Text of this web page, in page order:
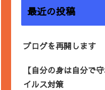
最近の投稿
ブログを再開します
【自分の身は自分で
イルス対策